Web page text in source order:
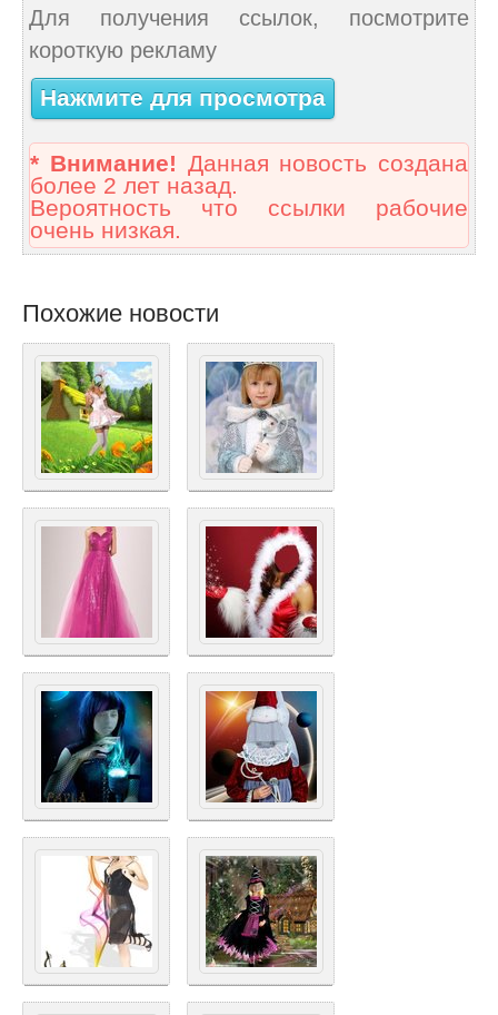
Для получения ссылок, посмотрите
короткую рекламу
Нажмите для просмотра
* Внимание! Данная новость создана
более 2 лет назад.
Вероятность что ссылки рабочие
очень низкая.
Похожие новости